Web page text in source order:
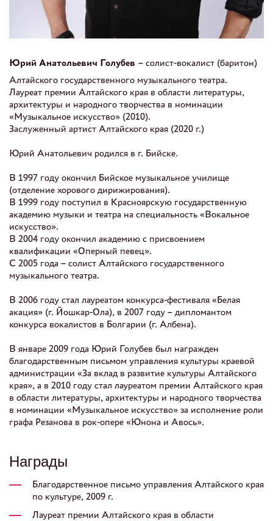
Юрий Анатольевич Голубев – солист-вокалист (баритон)
Алтайского государственного музыкального театра.
Лауреат премии Алтайского края в области литературы,
архитектуры и народного творчества в номинации
«Музыкальное искусство» (2010).
Заслуженный артист Алтайского края (2020 г.)
Юрий Анатольевич родился в г. Бийске.
В 1997 году окончил Бийское музыкальное училище
(отделение хорового дирижирования).
В 1999 году поступил в Красноярскую государственную
академию музыки и театра на специальность «Вокальное
искусство».
В 2004 году окончил академию с присвоением
квалификации «Оперный певец».
С 2005 года – солист Алтайского государственного
музыкального театра.
В 2006 году стал лауреатом конкурса-фестиваля «Белая
акация» (г. Йошкар-Ола), в 2007 году – дипломантом
конкурса вокалистов в Болгарии (г. Албена).
В январе 2009 года Юрий Голубев был награжден
благодарственным письмом управления культуры краевой
администрации «За вклад в развитие культуры Алтайского
края», а в 2010 году стал лауреатом премии Алтайского края
в области литературы, архитектуры и народного творчества
в номинации «Музыкальное искусство» за исполнение роли
графа Резанова в рок-опере «Юнона и Авось».
Награды
Благодарственное письмо управления Алтайского края
по культуре, 2009 г.
Лауреат премии Алтайского края в области